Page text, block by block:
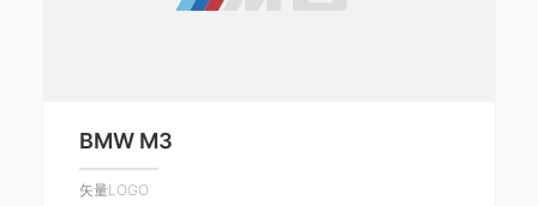
BMW M3
矢量LOGO